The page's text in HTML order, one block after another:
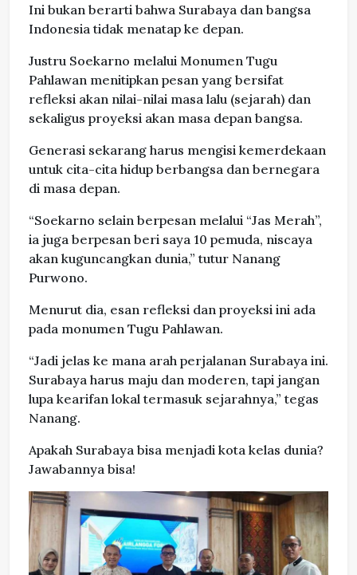
Ini bukan berarti bahwa Surabaya dan bangsa
Indonesia tidak menatap ke depan.
Justru Soekarno melalui Monumen Tugu
Pahlawan menitipkan pesan yang bersifat
refleksi akan nilai-nilai masa lalu (sejarah) dan
sekaligus proyeksi akan masa depan bangsa.
Generasi sekarang harus mengisi kemerdekaan
untuk cita-cita hidup berbangsa dan bernegara
di masa depan.
“Soekarno selain berpesan melalui “Jas Merah”,
ia juga berpesan beri saya 10 pemuda, niscaya
akan kuguncangkan dunia,” tutur Nanang
Purwono.
Menurut dia, esan refleksi dan proyeksi ini ada
pada monumen Tugu Pahlawan.
“Jadi jelas ke mana arah perjalanan Surabaya ini.
Surabaya harus maju dan moderen, tapi jangan
lupa kearifan lokal termasuk sejarahnya,” tegas
Nanang.
Apakah Surabaya bisa menjadi kota kelas dunia?
Jawabannya bisa!